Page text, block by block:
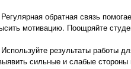
обратная связь
мотивацию. Поощряйте
результаты работы
сильные и слабые